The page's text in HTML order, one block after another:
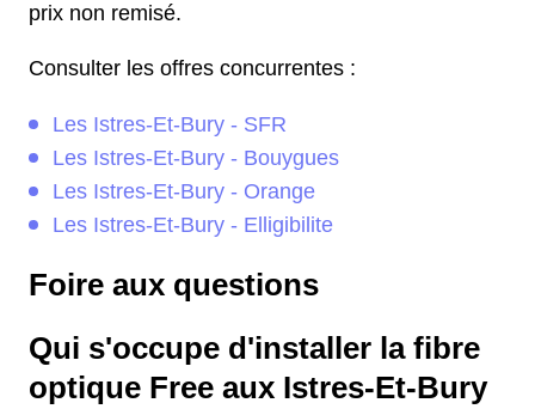
prix non remisé.
Consulter les offres concurrentes :
Les Istres-Et-Bury - SFR
Les Istres-Et-Bury - Bouygues
Les Istres-Et-Bury - Orange
Les Istres-Et-Bury - Elligibilite
Foire aux questions
Qui s'occupe d'installer la fibre
optique Free aux Istres-Et-Bury